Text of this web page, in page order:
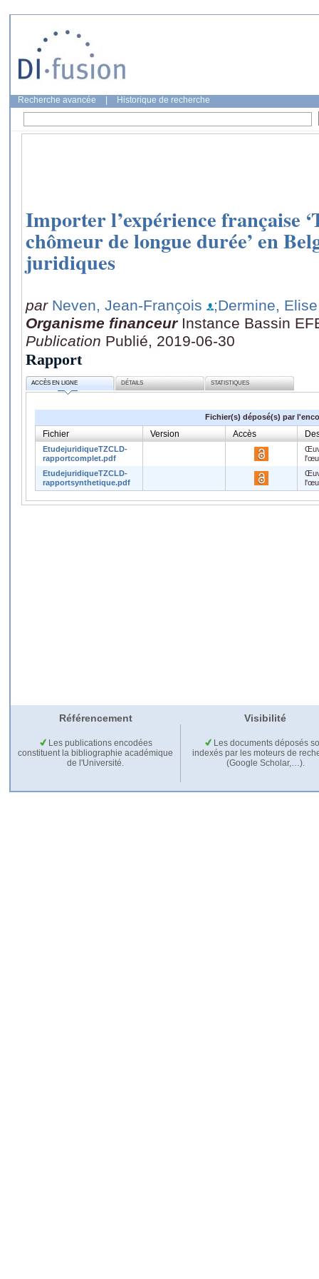
Recherche avancée Historique de recherche
Importer l’expérience française
chômeur de longue durée’ en
juridiques
par Neven, Jean-François
;Dermine, Elise
Organisme financeur Instance Bassin
Publication Publié, 2019-06-30
Rapport
ACCÈS EN LIGNE DÉTAILS STATISTIQUES
Fichier(s) déposé(s) par
Fichier Version Accès
EtudejuridiqueTZCLD-
rapportcomplet.pdf
EtudejuridiqueTZCLD-
rapportsynthetique.pdf
Référencement Visibilité
Les publications encodées
constituent la bibliographie académique
de l'Université.
Les documents déposés
indexés par les moteurs de
(Google Scholar,…).